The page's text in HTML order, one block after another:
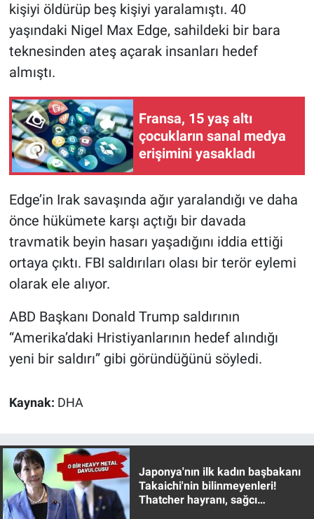
kişiyi öldürüp beş kişiyi yaralamıştı. 40
yaşındaki Nigel Max Edge, sahildeki bir bara
teknesinden ateş açarak insanları hedef
almıştı.
Fransa, 15 yaş altı
çocukların sanal medya
erişimini yasakladı
Edge’in Irak savaşında ağır yaralandığı ve daha
önce hükümete karşı açtığı bir davada
travmatik beyin hasarı yaşadığını iddia ettiği
ortaya çıktı. FBI saldırıları olası bir terör eylemi
olarak ele alıyor.
ABD Başkanı Donald Trump saldırının
“Amerika’daki Hristiyanlarının hedef alındığı
yeni bir saldırı” gibi göründüğünü söyledi.
Kaynak: DHA
Japonya'nın ilk kadın başbakanı
Takaichi'nin bilinmeyenleri!
Thatcher hayranı, sağcı